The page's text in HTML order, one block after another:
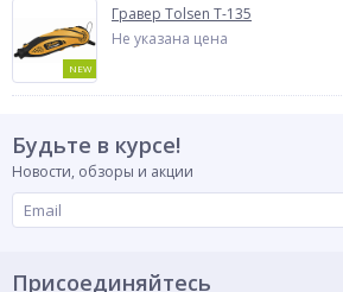
NEW
Гравер Tolsen Т-135
Не указана цена
Будьте в курсе!
Новости, обзоры и акции
Присоединяйтесь